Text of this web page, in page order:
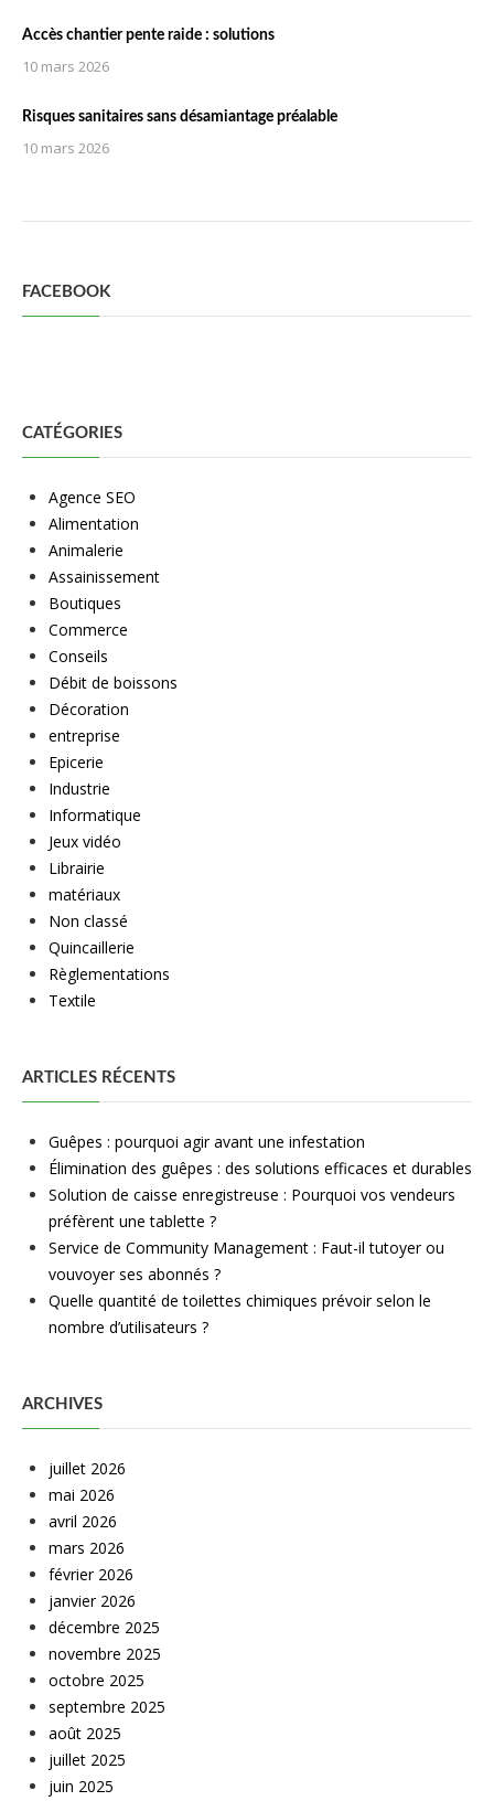
Accès chantier pente raide : solutions
10 mars 2026
Risques sanitaires sans désamiantage préalable
10 mars 2026
FACEBOOK
CATÉGORIES
Agence SEO
Alimentation
Animalerie
Assainissement
Boutiques
Commerce
Conseils
Débit de boissons
Décoration
entreprise
Epicerie
Industrie
Informatique
Jeux vidéo
Librairie
matériaux
Non classé
Quincaillerie
Règlementations
Textile
ARTICLES RÉCENTS
Guêpes : pourquoi agir avant une infestation
Élimination des guêpes : des solutions efficaces et durables
Solution de caisse enregistreuse : Pourquoi vos vendeurs
préfèrent une tablette ?
Service de Community Management : Faut-il tutoyer ou
vouvoyer ses abonnés ?
Quelle quantité de toilettes chimiques prévoir selon le
nombre d’utilisateurs ?
ARCHIVES
juillet 2026
mai 2026
avril 2026
mars 2026
février 2026
janvier 2026
décembre 2025
novembre 2025
octobre 2025
septembre 2025
août 2025
juillet 2025
juin 2025